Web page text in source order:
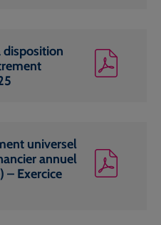
disposition
universel
annuel
– Exercice